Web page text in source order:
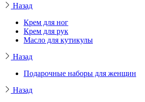
Назад
Крем для ног
Крем для рук
Масло для кутикулы
Назад
Подарочные наборы для женщин
Назад